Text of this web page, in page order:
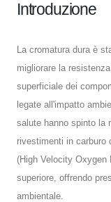
Introduzione
La cromatura dura è
migliorare la
superficiale dei
legate all'impatto
salute hanno spinto la
rivestimenti in carburo
(High Velocity
superiore, offrendo
ambientale.